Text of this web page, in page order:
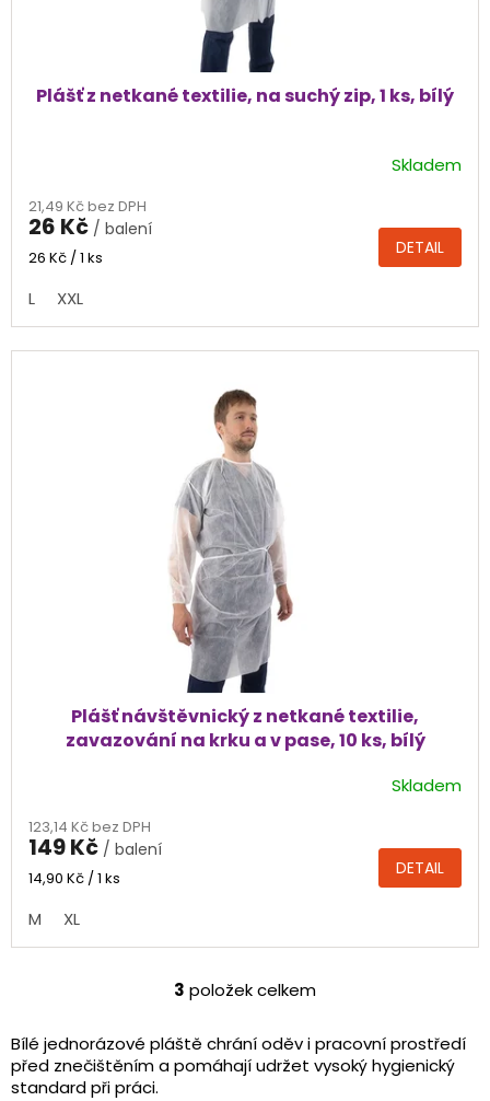
Plášť z netkané textilie, na suchý zip, 1 ks, bílý
produktu
je
5,0
5
hvězdiček.
Skladem
21,49 Kč bez DPH
26 Kč / balení
Měrná
26 Kč / 1 ks DETAIL
L XXL
Plášť návštěvnický z netkané textilie,
zavazování na krku a v pase, 10 ks, bílý
produktu
je
4,5
5
hvězdiček.
Skladem
123,14 Kč bez DPH
149 Kč / balení
Měrná
14,90 Kč / 1 ks DETAIL
M XL
O
l
á
d
3 položek celkem
Bílé jednorázové pláště chrání oděv i pracovní prostředí
před znečištěním a pomáhají udržet vysoký hygienický
standard při práci.